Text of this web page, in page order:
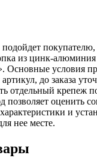
из цинк-
Основные условия
до заказа
отдельный крепеж
позволяет оценить
и
нее месте.